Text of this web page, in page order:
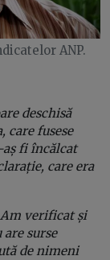
ANP.
deschisă
care fusese
aș fi încălcat
care era
verificat și
surse
de nimeni